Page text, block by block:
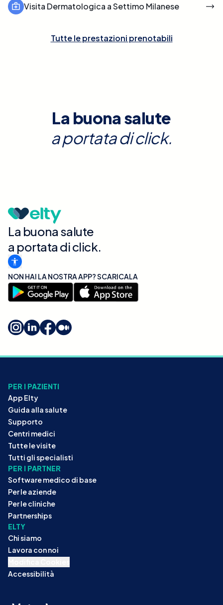
Visita Dermatologica a Settimo Milanese
Tutte le prestazioni prenotabili
La buona salute
a portata di click.
La buona salute
a portata di click.
NON HAI LA NOSTRA APP? SCARICALA
PER I PAZIENTI
App Elty
Guida alla salute
Supporto
Centri medici
Tutte le visite
Tutti gli specialisti
PER I PARTNER
Software medico di base
Per le aziende
Per le cliniche
Partnerships
ELTY
Chi siamo
Lavora con noi
Accessibilità